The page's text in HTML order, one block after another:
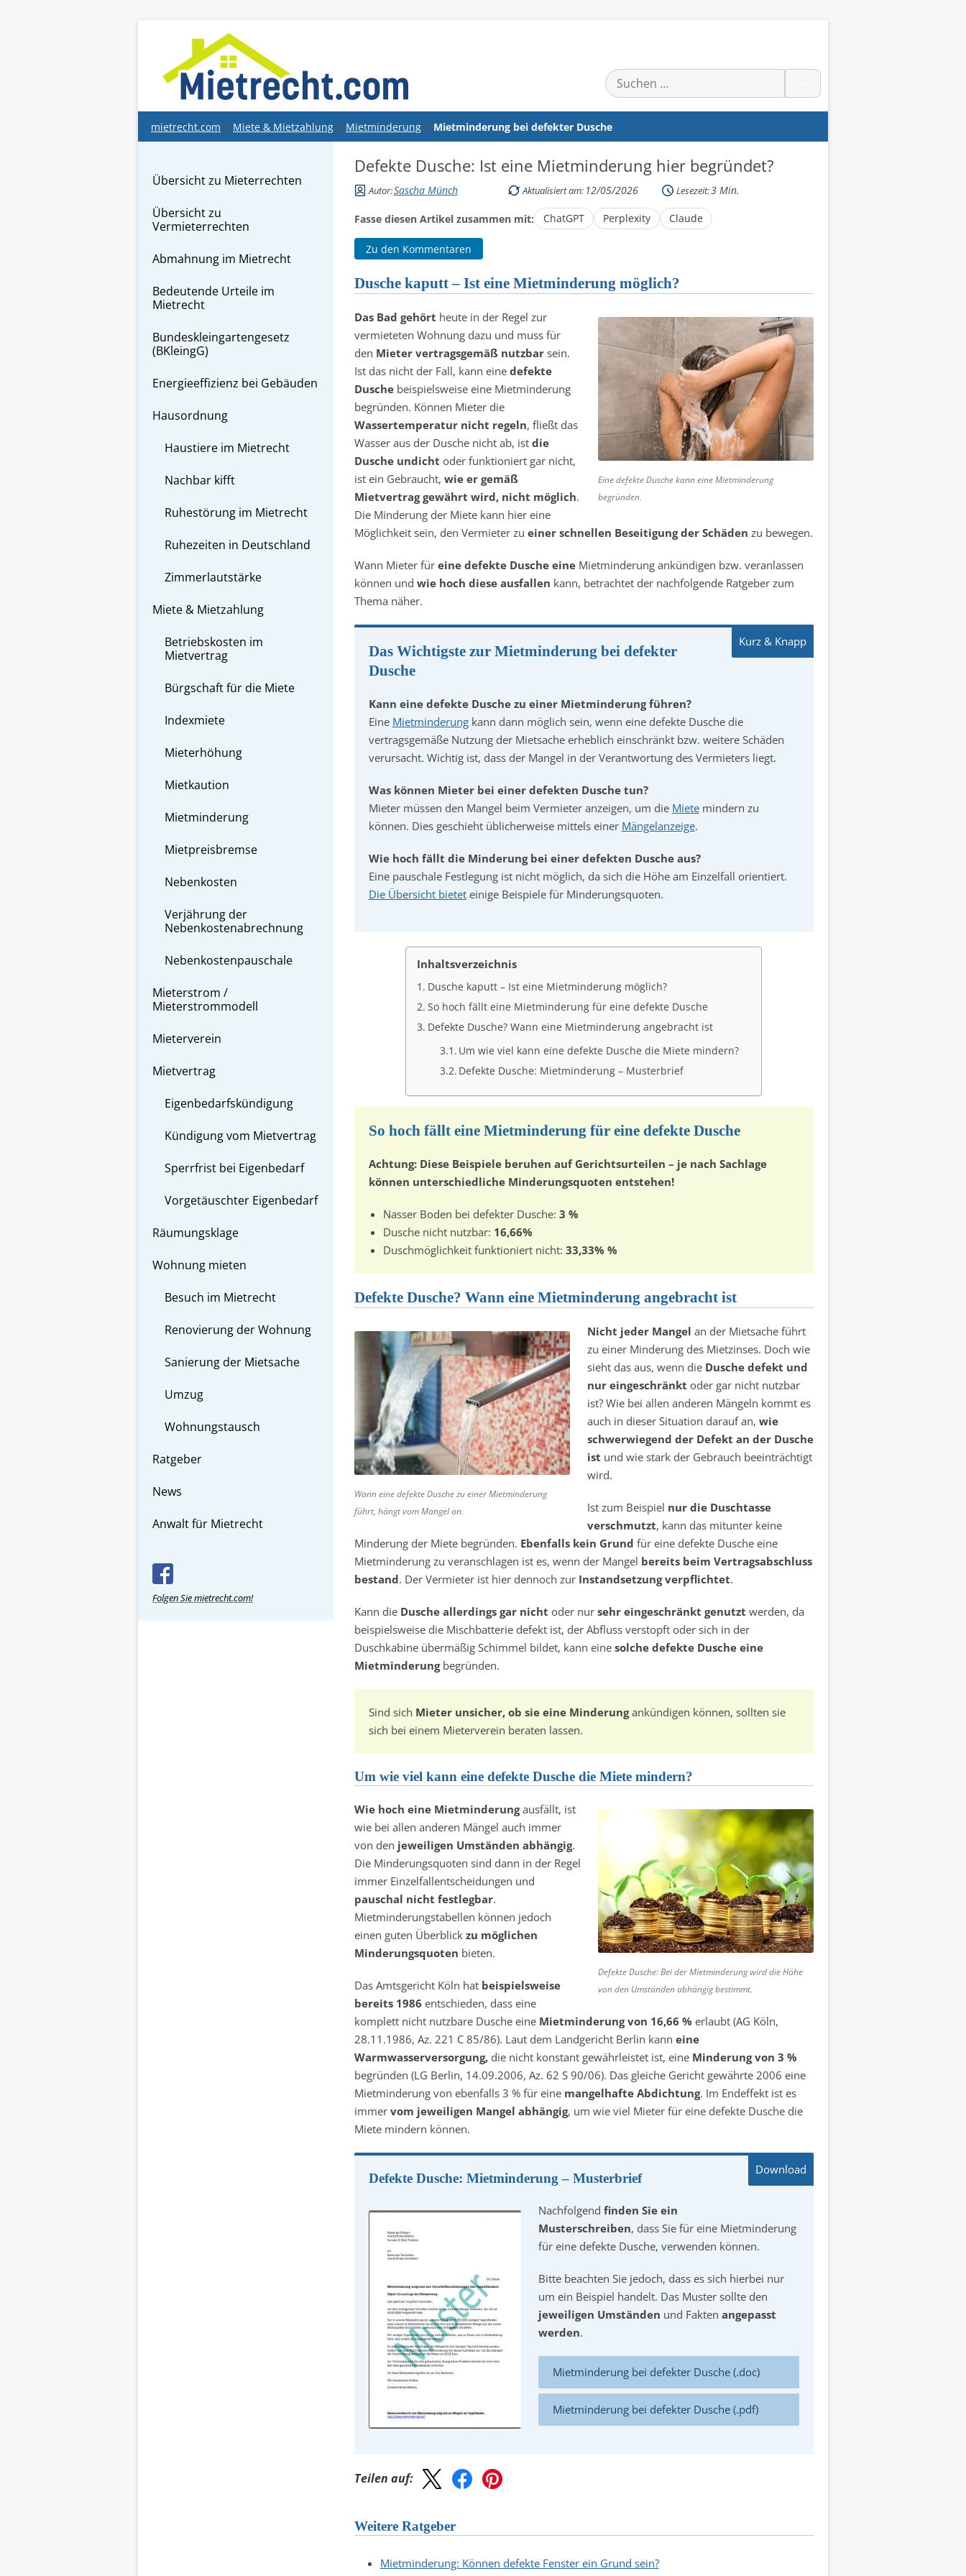
Suchen
nach:
mietrecht.com Miete & Mietzahlung Mietminderung Mietminderung bei defekter Dusche
Defekte Dusche: Ist eine Mietminderung hier begründet?
Autor:Sascha Münch Aktualisiert am: 12/05/2026 Lesezeit:3 Min.
Fasse diesen Artikel zusammen mit: ChatGPT Perplexity Claude
Zu den Kommentaren
Dusche kaputt – Ist eine Mietminderung möglich?
Eine defekte Dusche kann eine Mietminderung
begründen.
Das Bad gehört heute in der Regel zur
vermieteten Wohnung dazu und muss für
den Mieter vertragsgemäß nutzbarsein.
Ist das nicht der Fall, kann eine defekte
Duschebeispielsweise eine Mietminderung
begründen. Können Mieter die
Wassertemperatur nicht regeln, fließt das
Wasser aus der Dusche nicht ab, ist die
Dusche undicht oder funktioniert gar nicht,
ist ein Gebraucht, wie er gemäß
Mietvertrag gewährt wird, nicht möglich.
Die Minderung der Miete kann hier eine
Möglichkeit sein, den Vermieter zu einer schnellen Beseitigung der Schäden zu bewegen.
Wann Mieter für eine defekte Dusche eineMietminderung ankündigen bzw. veranlassen
können und wie hoch diese ausfallen kann, betrachtet der nachfolgende Ratgeber zum
Thema näher.
Das Wichtigste zur Mietminderung bei defekter
Dusche
Kann eine defekte Dusche zu einer Mietminderung führen?
Eine Mietminderungkann dann möglich sein, wenn eine defekte Dusche die
vertragsgemäße Nutzung der Mietsache erheblich einschränkt bzw. weitere Schäden
verursacht. Wichtig ist, dass der Mangel in der Verantwortung des Vermieters liegt.
Was können Mieter bei einer defekten Dusche tun?
Mieter müssen den Mangel beim Vermieter anzeigen, um die Mietemindern zu
können. Dies geschieht üblicherweise mittels einer Mängelanzeige.
Wie hoch fällt die Minderung bei einer defekten Dusche aus?
Eine pauschale Festlegung ist nicht möglich, da sich die Höhe am Einzelfall orientiert.
Die Übersicht bieteteinige Beispiele für Minderungsquoten.
Inhaltsverzeichnis
Dusche kaputt – Ist eine Mietminderung möglich?
So hoch fällt eine Mietminderung für eine defekte Dusche
Defekte Dusche? Wann eine Mietminderung angebracht ist
Um wie viel kann eine defekte Dusche die Miete mindern?
Defekte Dusche: Mietminderung – Musterbrief
So hoch fällt eine Mietminderung für eine defekte Dusche
Achtung: Diese Beispiele beruhen auf Gerichtsurteilen – je nach Sachlage
können unterschiedliche Minderungsquoten entstehen!
Nasser Boden bei defekter Dusche: 3 %
Dusche nicht nutzbar: 16,66%
Duschmöglichkeit funktioniert nicht: 33,33% %
Defekte Dusche? Wann eine Mietminderung angebracht ist
Wann eine defekte Dusche zu einer Mietminderung
führt, hängt vom Mangel an.
Nicht jeder Mangel an der Mietsache führt
zu einer Minderung des Mietzinses. Doch wie
sieht das aus, wenn die Dusche defekt und
nur eingeschränkt oder gar nicht nutzbar
ist? Wie bei allen anderen Mängeln kommt es
auch in dieser Situation darauf an, wie
schwerwiegend der Defekt an der Dusche
ist und wie stark der Gebrauch beeinträchtigt
wird.
Ist zum Beispiel nur die Duschtasse
verschmutzt, kann das mitunter keine
Minderung der Miete begründen. Ebenfalls kein Grund für eine defekte Dusche eine
Mietminderung zu veranschlagen ist es, wenn der Mangel bereits beim Vertragsabschluss
bestand. Der Vermieter ist hier dennoch zur Instandsetzung verpflichtet.
Kann die Dusche allerdings gar nicht oder nur sehr eingeschränkt genutzt werden, da
beispielsweise die Mischbatterie defekt ist, der Abfluss verstopft oder sich in der
Duschkabine übermäßig Schimmel bildet, kann eine solche defekte Dusche eine
Mietminderungbegründen.
Sind sich Mieter unsicher, ob sie eine Minderungankündigen können, sollten sie
sich bei einem Mieterverein beraten lassen.
Um wie viel kann eine defekte Dusche die Miete mindern?
Defekte Dusche: Bei der Mietminderung wird die Höhe
von den Umständen abhängig bestimmt.
Wie hoch eine Mietminderungausfällt, ist
wie bei allen anderen Mängel auch immer
von den jeweiligen Umständen abhängig.
Die Minderungsquoten sind dann in der Regel
immer Einzelfallentscheidungen und
pauschal nicht festlegbar.
Mietminderungstabellen können jedoch
einen guten Überblick zu möglichen
Minderungsquoten bieten.
Das Amtsgericht Köln hat beispielsweise
bereits 1986 entschieden, dass eine
komplett nicht nutzbare Dusche eine Mietminderung von 16,66 % erlaubt (AG Köln,
28.11.1986, Az. 221 C 85/86). Laut dem Landgericht Berlin kann eine
Warmwasserversorgung,die nicht konstant gewährleistet ist, eine Minderung von 3 %
begründen (LG Berlin, 14.09.2006, Az. 62 S 90/06). Das gleiche Gericht gewährte 2006 eine
Mietminderung von ebenfalls 3 % für eine mangelhafte Abdichtung. Im Endeffekt ist es
immer vom jeweiligen Mangel abhängig, um wie viel Mieter für eine defekte Dusche die
Miete mindern können.
Defekte Dusche: Mietminderung – Musterbrief
Nachfolgend finden Sie ein
Musterschreiben, dass Sie für eine Mietminderung
für eine defekte Dusche, verwenden können.
Bitte beachten Sie jedoch, dass es sich hierbei nur
um ein Beispiel handelt. Das Muster sollte den
jeweiligen Umständen und Fakten angepasst
werden.
Mietminderung bei defekter Dusche (.doc)
Mietminderung bei defekter Dusche (.pdf)
Teilen auf:
Weitere Ratgeber
Mietminderung: Können defekte Fenster ein Grund sein?
Übersicht zu Mieterrechten
Übersicht zu
Vermieterrechten
Abmahnung im Mietrecht
Bedeutende Urteile im
Mietrecht
Bundeskleingartengesetz
(BKleingG)
Energieeffizienz bei Gebäuden
Hausordnung
Haustiere im Mietrecht
Nachbar kifft
Ruhestörung im Mietrecht
Ruhezeiten in Deutschland
Zimmerlautstärke
Miete & Mietzahlung
Betriebskosten im
Mietvertrag
Bürgschaft für die Miete
Indexmiete
Mieterhöhung
Mietkaution
Mietminderung
Mietpreisbremse
Nebenkosten
Verjährung der
Nebenkostenabrechnung
Nebenkostenpauschale
Mieterstrom /
Mieterstrommodell
Mieterverein
Mietvertrag
Eigenbedarfskündigung
Kündigung vom Mietvertrag
Sperrfrist bei Eigenbedarf
Vorgetäuschter Eigenbedarf
Räumungsklage
Wohnung mieten
Besuch im Mietrecht
Renovierung der Wohnung
Sanierung der Mietsache
Umzug
Wohnungstausch
Ratgeber
News
Anwalt für Mietrecht
Folgen Sie mietrecht.com!